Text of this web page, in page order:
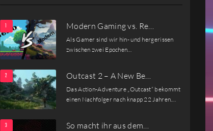
Modern Gaming vs. Re…
Als Gamer sind wir hin- und hergerissen
zwischen zwei Epochen…
Outcast 2 – A New Be…
Das Action-Adventure „Outcast“ bekommt
einen Nachfolger nach knapp 22 Jahren.…
So macht ihr aus dem…